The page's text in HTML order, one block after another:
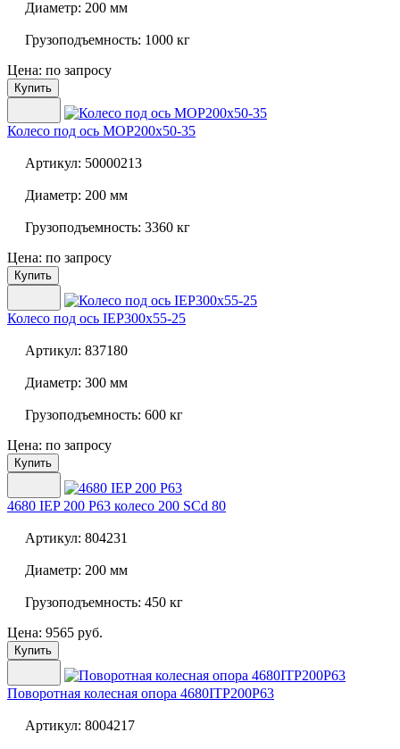
Диаметр: 200 мм
Грузоподъемность: 1000 кг
Цена: по запросу
Купить
Колесо под ось MOP200x50-35
Артикул: 50000213
Диаметр: 200 мм
Грузоподъемность: 3360 кг
Цена: по запросу
Купить
Колесо под ось IEP300x55-25
Артикул: 837180
Диаметр: 300 мм
Грузоподъемность: 600 кг
Цена: по запросу
Купить
4680 IEP 200 P63 колесо 200 SCd 80
Артикул: 804231
Диаметр: 200 мм
Грузоподъемность: 450 кг
Цена: 9565 руб.
Купить
Поворотная колесная опора 4680ITP200P63
Артикул: 8004217